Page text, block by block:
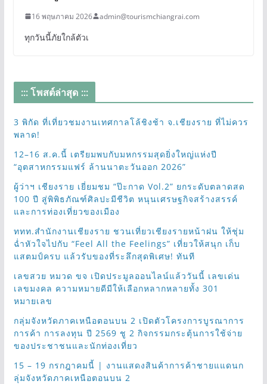
16 พฤษภาคม 2026 admin@tourismchiangrai.com
ทุกวันนี้ภัยใกล้ตัวเ
::: โพสต์ล่าสุด :::
3 พิกัด ที่เที่ยวชมงานเทศกาลโล้ชิงช้า จ.เชียงราย ที่ไม่ควร
พลาด!
12–16 ส.ค.นี้ เตรียมพบกับมหกรรมสุดยิ่งใหญ่แห่งปี
“อุตสาหกรรมแฟร์ ล้านนาตะวันออก 2026”
ผู้ว่าฯ เชียงราย เยี่ยมชม “ป๊ะกาด Vol.2” ยกระดับตลาดสด
100 ปี สู่พิพิธภัณฑ์ศิลปะมีชีวิต หนุนเศรษฐกิจสร้างสรรค์
และการท่องเที่ยวของเมือง
ททท.สำนักงานเชียงราย ชวนเที่ยวเชียงรายหน้าฝน ให้ชุ่ม
ฉ่ำหัวใจไปกับ “Feel All the Feelings” เที่ยวให้สนุก เก็บ
แสตมป์ครบ แล้วรับของที่ระลึกสุดพิเศษ! ทันที
เลขสวย หมวด ขจ เปิดประมูลออนไลน์แล้ววันนี้ เลขเด่น
เลขมงคล ความหมายดีมีให้เลือกหลากหลายทั้ง 301
หมายเลข
กลุ่มจังหวัดภาคเหนือตอนบน 2 เปิดตัวโครงการบูรณาการ
การค้า การลงทุน ปี 2569 ชู 2 กิจกรรมกระตุ้นการใช้จ่าย
ของประชาชนและนักท่องเที่ยว
15 – 19 กรกฎาคมนี้ | งานแสดงสินค้าการค้าชายแแดนก
ลุ่มจังหวัดภาคเหนือตอนบน 2